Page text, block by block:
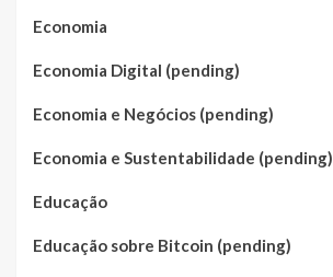
Economia
Economia Digital (pending)
Economia e Negócios (pending)
Economia e Sustentabilidade (pending)
Educação
Educação sobre Bitcoin (pending)